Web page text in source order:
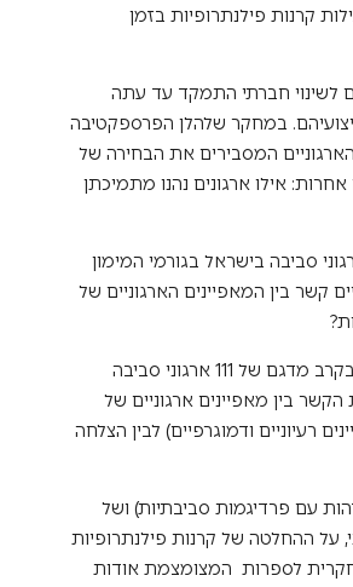
קרנות פילנתרופיות בזמן
לשינוי חברתי התמקד עד עתה
במחקר שלהלן הפרספקטיבה
המסבירים את הבחירה של
אילו ארגונים נהנו מתמיכתן
מידת התלות של ארגוני סביבה בישראל בגורמי המימון
מקרנות פילנתרופיות בפרט? 2) והאם קיים קשר בין המאפיינים הארגוניים של
שיטה: המחקר מבוסס על נתונים שנאספו באמצעות שאלונים בקרב מדגם של 111 ארגוני סביבה
בין מאפיינים ארגוניים של
רעיוניים ודמוגרפיים) לבין הצלחה
עם פרדיגמות סביבתיות) ושל
על ההחלטה של קרנות פילנתרופיות
לספרות המצומצמת אודות